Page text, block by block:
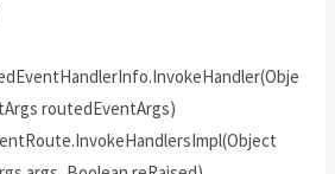
routedEventArgs)